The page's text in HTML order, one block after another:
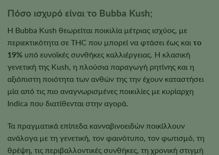
Πόσο ισχυρό είναι το Bubba Kush;
Η Bubba Kush θεωρείται ποικιλία μέτριας ισχύος, με
περιεκτικότητα σε THC που μπορεί να φτάσει έως και το
19% υπό ευνοϊκές συνθήκες καλλιέργειας. Η κλασική
γενετική της Kush, η πλούσια παραγωγή ρητίνης και η
αξιόπιστη ποιότητα των ανθών της την έχουν καταστήσει
μία από τις πιο αναγνωρισμένες ποικιλίες με κυρίαρχη
Indica που διατίθενται στην αγορά.
Τα πραγματικά επίπεδα κανναβινοειδών ποικίλλουν
ανάλογα με τη γενετική, τον φαινότυπο, τον φωτισμό, τη
θρέψη, τις περιβαλλοντικές συνθήκες, τη χρονική στιγμή